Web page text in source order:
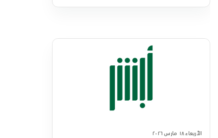
الأربعاء ١٨ مارس ٢٠٢٦